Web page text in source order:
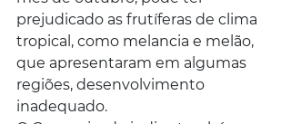
prejudicado as frutíferas de clima
tropical, como melancia e melão,
que apresentaram em algumas
regiões, desenvolvimento
inadequado.